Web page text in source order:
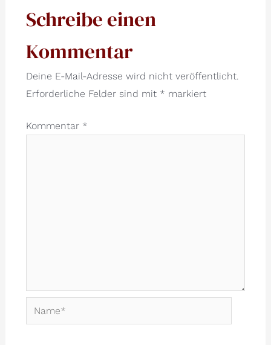
Schreibe einen
Kommentar
Deine E-Mail-Adresse wird nicht veröffentlicht.
Erforderliche Felder sind mit * markiert
Kommentar *
Name*